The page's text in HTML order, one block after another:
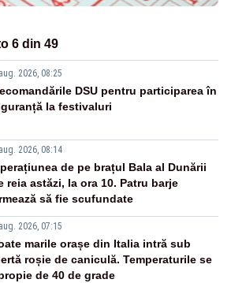
6 din 49
2026, 08:25
DSU pentru participarea în
la festivaluri
2026, 08:14
de pe brațul Bala al Dunării
reia astăzi, la ora 10. Patru barje
să fie scufundate
2026, 07:15
marile orașe din Italia intră sub
roșie de caniculă. Temperaturile se
de 40 de grade